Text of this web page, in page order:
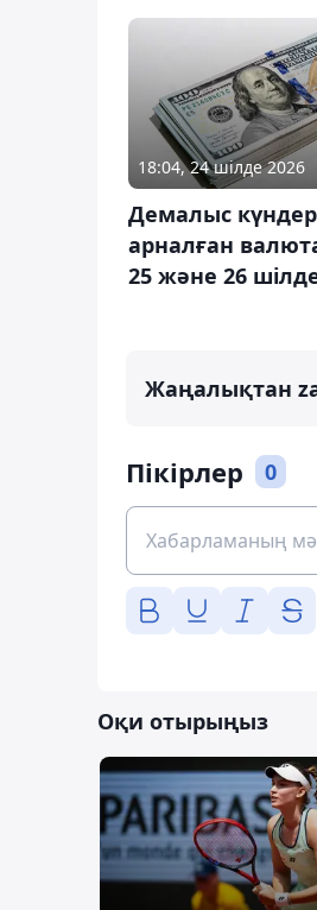
18:04, 24 шілде 2026
Демалыс
арналған
25 және 26
Жаңалықтан
Пікірлер 0
Оқи отырыңыз